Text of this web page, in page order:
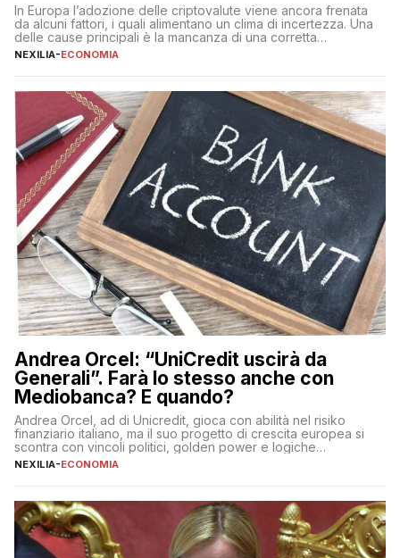
In Europa l’adozione delle criptovalute viene ancora frenata
da alcuni fattori, i quali alimentano un clima di incertezza. Una
delle cause principali è la mancanza di una corretta
educazione finanziaria, che impedisce ad una larga parte della
sulle criptovalute: […]
NEXILIA-ECONOMIA
Andrea Orcel: “UniCredit uscirà da
Generali”. Farà lo stesso anche con
Mediobanca? E quando?
Andrea Orcel, ad di Unicredit, gioca con abilità nel risiko
finanziario italiano, ma il suo progetto di crescita europea si
scontra con vincoli politici, golden power e logiche
protezionistiche. Orcel e la mossa su Generali Andrea Orcel,
NEXILIA-ECONOMIA